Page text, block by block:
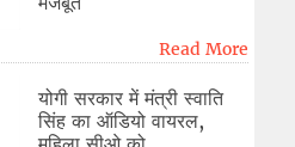
Read More
योगी सरकार में मंत्री स्वाति
सिंह का ऑडियो वायरल,